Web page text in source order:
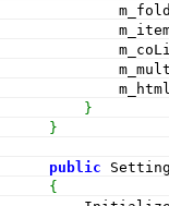
}
}
public
{